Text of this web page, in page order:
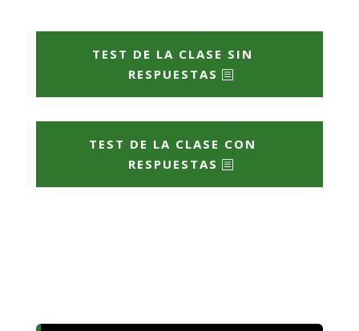
TEST DE LA CLASE SIN
RESPUESTAS
TEST DE LA CLASE CON
RESPUESTAS